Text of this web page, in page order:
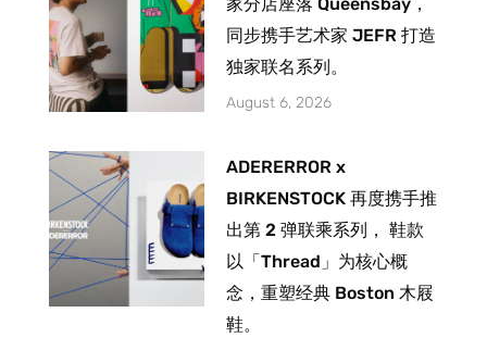
同步携手艺术家 JEFR 打造
独家联名系列。
August 6, 2026
ADERERROR x
BIRKENSTOCK 再度携手推
出第 2 弹联乘系列， 鞋款
以「Thread」为核心概
念，重塑经典 Boston 木屐
鞋。